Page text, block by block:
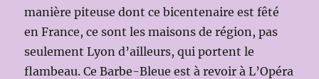
manière piteuse dont ce bicentenaire est fêté
en France, ce sont les maisons de région, pas
seulement Lyon d’ailleurs, qui portent le
flambeau. Ce Barbe-Bleue est à revoir à L’Opéra